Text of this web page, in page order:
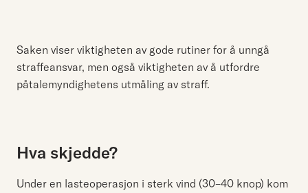
Saken viser viktigheten av gode rutiner for å unngå
straffeansvar, men også viktigheten av å utfordre
påtalemyndighetens utmåling av straff.
Hva skjedde?
Under en lasteoperasjon i sterk vind (30–40 knop) kom